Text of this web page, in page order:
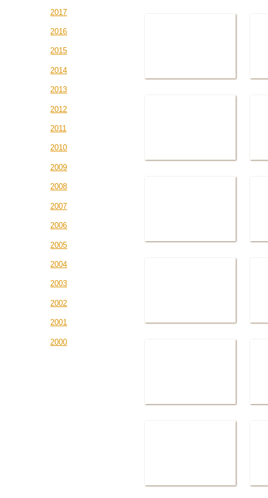
2017
2016
2015
2014
2013
2012
2011
2010
2009
2008
2007
2006
2005
2004
2003
2002
2001
2000